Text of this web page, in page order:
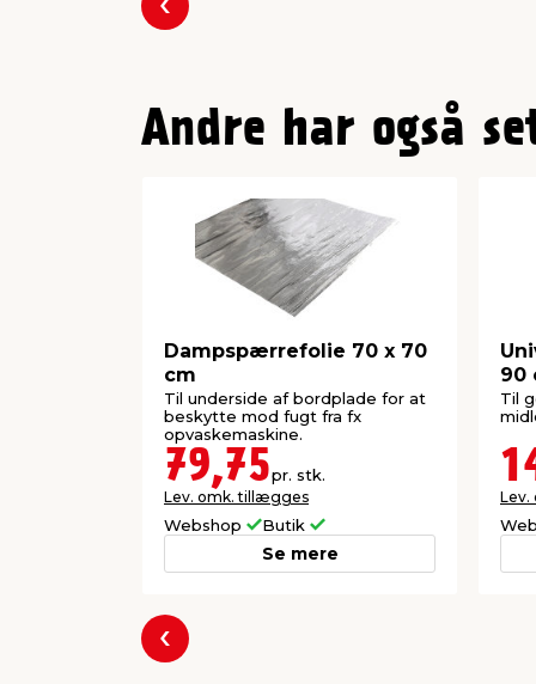
Forrige
Andre har også
Dampspærrefolie 70 x 70
cm
Til underside af bordplade for at
beskytte mod fugt fra fx
opvaskemaskine.
79,75pr. stk.
Lev. omk. tillægges
Webshop Butik
Se mere
90
Til
Forrige